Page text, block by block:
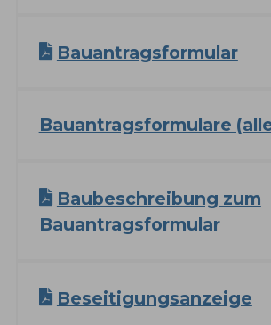
Bauantragsformular
Bauantragsformulare
Baubeschreibung zum
Bauantragsformular
Beseitigungsanzeige